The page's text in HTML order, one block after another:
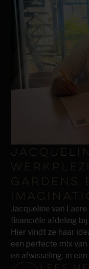
Gardens
Jacqueline van
financiële afdeling bij
Hier vindt ze haar
een perfecte mix
en afwisseling, in